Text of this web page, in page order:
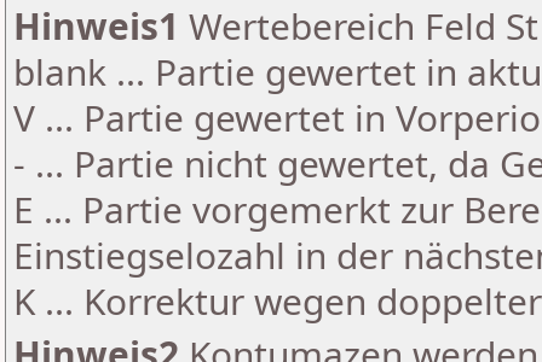
Hinweis1 Wertebereich Feld
blank ... Partie gewertet in
V ... Partie gewertet in
- ... Partie nicht gewertet, da
E ... Partie vorgemerkt zur
Einstiegselozahl in der
K ... Korrektur wegen